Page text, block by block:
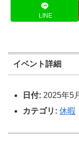
LINE
イベント詳細
日付: 2025年5
カテゴリ: 休暇